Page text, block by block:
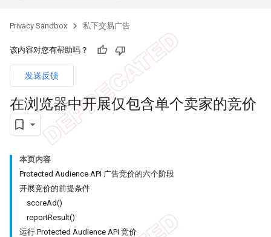
Privacy Sandbox 私下交易广告
该内容对您有帮助吗？
发送反馈
在浏览器中开展仅包含单个卖家的竞价
本页内容
Protected Audience API 广告竞价的六个阶段
开展竞价的前提条件
scoreAd()
reportResult()
运行 Protected Audience API 竞价